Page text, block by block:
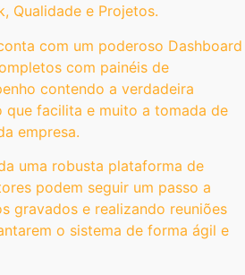
Qualidade e Projetos.
com um poderoso Dashboard
com painéis de
contendo a verdadeira
que facilita e muito a tomada de
empresa.
uma robusta plataforma de
podem seguir um passo a
gravados e realizando reuniões
o sistema de forma ágil e